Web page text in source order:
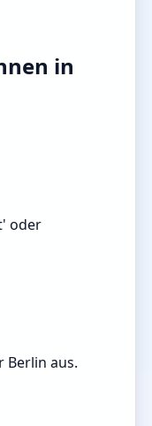
in
oder
Berlin aus.